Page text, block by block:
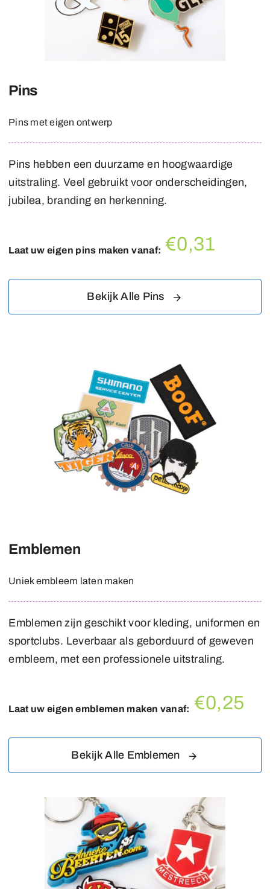
Pins
Pins met eigen ontwerp
Pins hebben een duurzame en hoogwaardige
uitstraling. Veel gebruikt voor onderscheidingen,
jubilea, branding en herkenning.
Laat uw eigen pins maken vanaf: €0,31
Bekijk Alle Pins
Emblemen
Uniek embleem laten maken
Emblemen zijn geschikt voor kleding, uniformen en
sportclubs. Leverbaar als geborduurd of geweven
embleem, met een professionele uitstraling.
Laat uw eigen emblemen maken vanaf: €0,25
Bekijk Alle Emblemen